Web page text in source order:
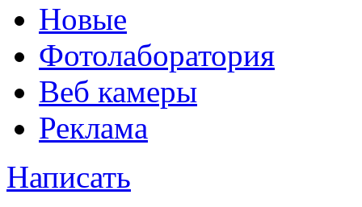
Новые
Фотолаборатория
Веб камеры
Реклама
Написать